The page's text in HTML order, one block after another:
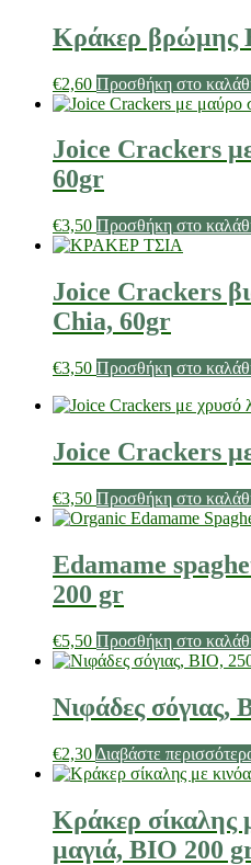
Κράκερ βρώμης
€2,60 Προσθήκη στο
Joice Crackers
60gr
€3,50 Προσθήκη στο
Joice Crackers
Chia, 60gr
€3,50 Προσθήκη στο
Joice Crackers
€3,50 Προσθήκη στο
Edamame
200 gr
€5,50 Προσθήκη στο
Νιφάδες σόγιας,
€2,30 Διαβάστε
Κράκερ σίκαλης
μαγιά, ΒΙΟ 200